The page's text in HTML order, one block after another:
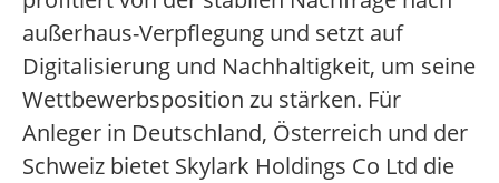
außerhaus-Verpflegung und setzt auf
Digitalisierung und Nachhaltigkeit, um seine
Wettbewerbsposition zu stärken. Für
Anleger in Deutschland, Österreich und der
Schweiz bietet Skylark Holdings Co Ltd die